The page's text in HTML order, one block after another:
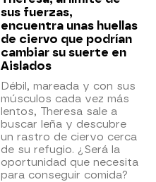
sus fuerzas,
encuentra unas huellas
de ciervo que podrían
cambiar su suerte en
Aislados
Débil, mareada y con sus
músculos cada vez más
lentos, Theresa sale a
buscar leña y descubre
un rastro de ciervo cerca
de su refugio. ¿Será la
oportunidad que necesita
para conseguir comida?